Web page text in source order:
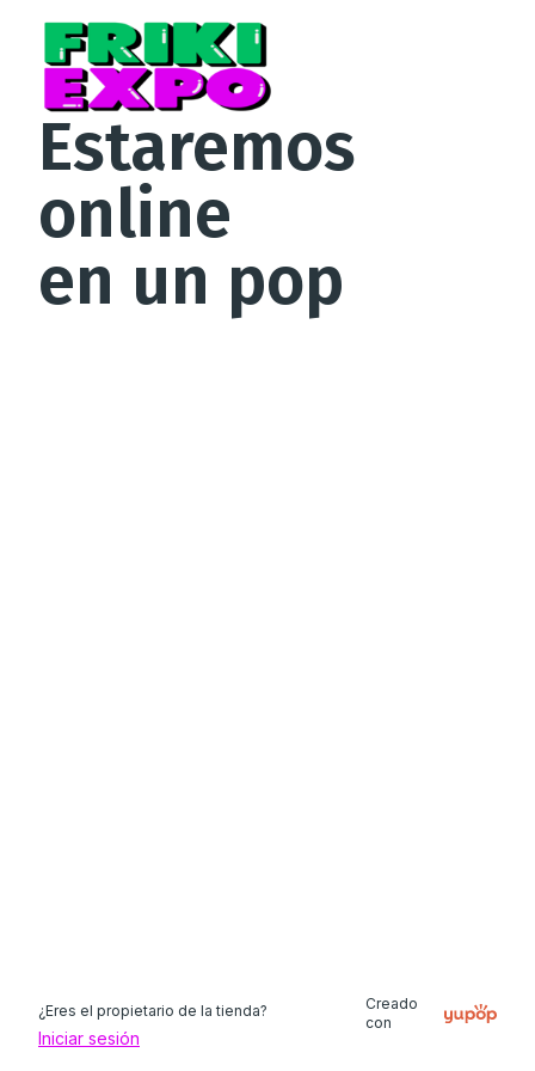
Estaremos
online
en un pop
¿Eres el propietario de la tienda?
Iniciar sesión
Creado
con